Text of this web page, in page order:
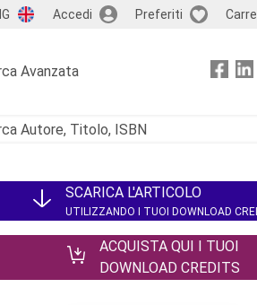
Accedi Preferiti
Avanzata
SCARICA L'ARTICOLO
UTILIZZANDO I TUOI DOWNLOAD
ACQUISTA QUI I TUOI
DOWNLOAD CREDITS